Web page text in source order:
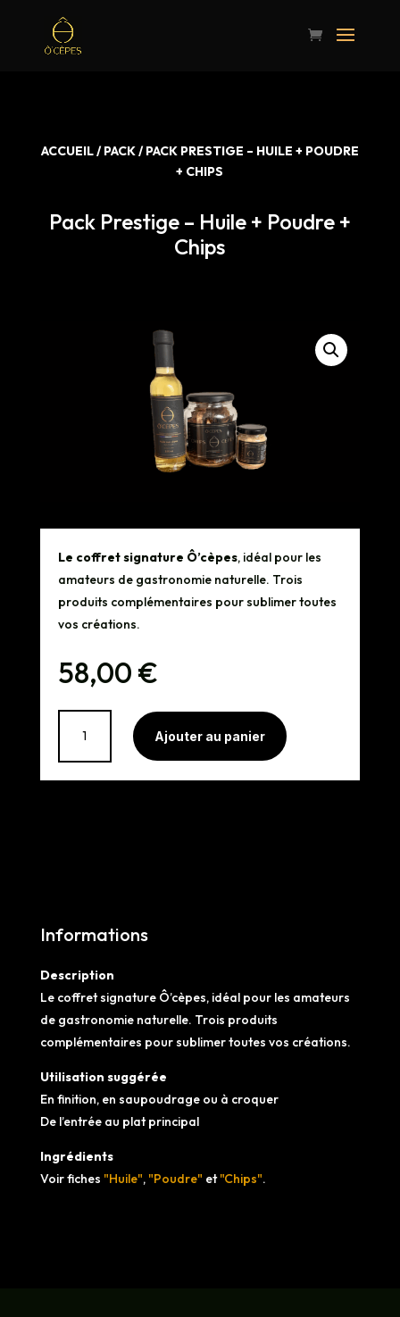
ACCUEIL/PACK/ PACK PRESTIGE – HUILE + POUDRE
+ CHIPS
Pack Prestige – Huile + Poudre +
Chips
Le coffret signature Ô’cèpes, idéal pour les
amateurs de gastronomie naturelle. Trois
produits complémentaires pour sublimer toutes
vos créations.
58,00 €
Pack
Prestige
Ajouter au panier
l
e
Informations
Description
Le coffret signature Ô’cèpes, idéal pour les amateurs
de gastronomie naturelle. Trois produits
complémentaires pour sublimer toutes vos créations.
Utilisation suggérée
En finition, en saupoudrage ou à croquer
De l’entrée au plat principal
Ingrédients
Voir fiches "Huile", "Poudre" et"Chips".